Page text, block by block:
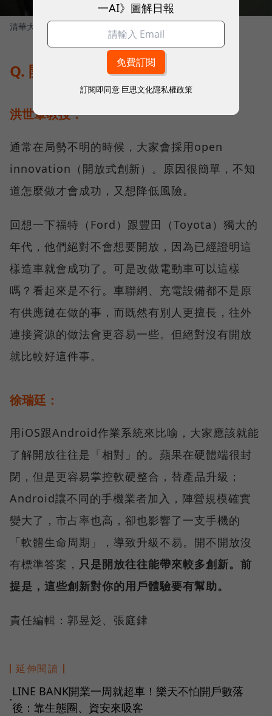
清華大學講座教授 洪世章
Q. 開放生態系，不見得比較好？
洪世章教授：
通常在局勢不明的時候，大家會採用open
innovation（開放式創新）。原因很簡單，不知
道怎麼做才會成功，又想降低風險。
回想一下福特（Ford）跟豐田（Toyota）獨大的
年代，他們絕對不會想要開放，因為已經證明這
樣造車就會成功了。可是改做電動車可以這樣
嗎？看起來是不行。車聯網、充電設備都不是原
有供應鏈在做的事，而既然有別人更擅長，往外
連接資源的做法會更容易一些。但絕對沒有開放
就比較好這件事。
徐瑞廷：
用iOS跟Android作業系統來比喻，大家應該就能
了解開放往往是「相對」的。蘋果在硬體端很封
閉，但是更容易掌控軟硬整合，替產品升級；
Android讓不同的手機業者加入，陣營規模確實
變大了，市占率也高，卻也影響了一支手機的
「軟體生命周期」，導致升級不易。開不開放沒
有標準答案， 只是開放往往能帶來較多創新。前
提是，這些創新對你的用戶體驗要有幫助。
責任編輯：郭昱彣、張庭銉
延伸閱讀
●
LINE BANK開業一周就超車！樂天不怕開戶數落
後：靠生態圈、資安來吸客
一AI》圖解日報
訂閱即同意 巨思文化隱私權政策